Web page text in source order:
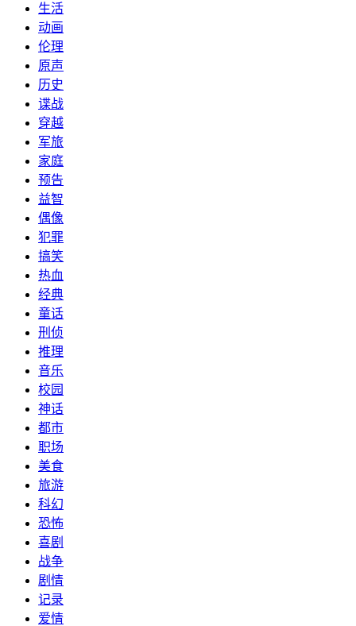
生活
动画
伦理
原声
历史
谍战
穿越
军旅
家庭
预告
益智
偶像
犯罪
搞笑
热血
经典
童话
刑侦
推理
音乐
校园
神话
都市
职场
美食
旅游
科幻
恐怖
喜剧
战争
剧情
记录
爱情